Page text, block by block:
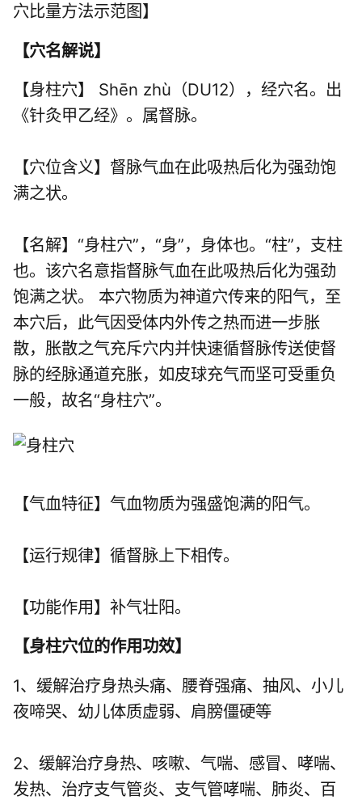
穴比量方法示范图】
【穴名解说】
【身柱穴】 Shēn zhù（DU12），经穴名。出
《针灸甲乙经》。属督脉。
【穴位含义】督脉气血在此吸热后化为强劲饱
满之状。
【名解】“身柱穴”，“身”，身体也。“柱”，支柱
也。该穴名意指督脉气血在此吸热后化为强劲
饱满之状。 本穴物质为神道穴传来的阳气，至
本穴后，此气因受体内外传之热而进一步胀
散，胀散之气充斥穴内并快速循督脉传送使督
脉的经脉通道充胀，如皮球充气而坚可受重负
一般，故名“身柱穴”。
【气血特征】气血物质为强盛饱满的阳气。
【运行规律】循督脉上下相传。
【功能作用】补气壮阳。
【身柱穴位的作用功效】
1、缓解治疗身热头痛、腰脊强痛、抽风、小儿
夜啼哭、幼儿体质虚弱、肩膀僵硬等
2、缓解治疗身热、咳嗽、气喘、感冒、哮喘、
发热、治疗支气管炎、支气管哮喘、肺炎、百